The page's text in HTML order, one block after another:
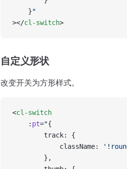
	}
"
></cl-switch>
自定义形状
改变开关为方形样式。
<cl-switch
	:
pt="{
		track: {
			className:
		},